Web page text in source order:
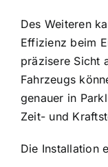
Des Weiteren
Effizienz beim
präzisere Sicht
Fahrzeugs
genauer in
Zeit- und
Die Installation